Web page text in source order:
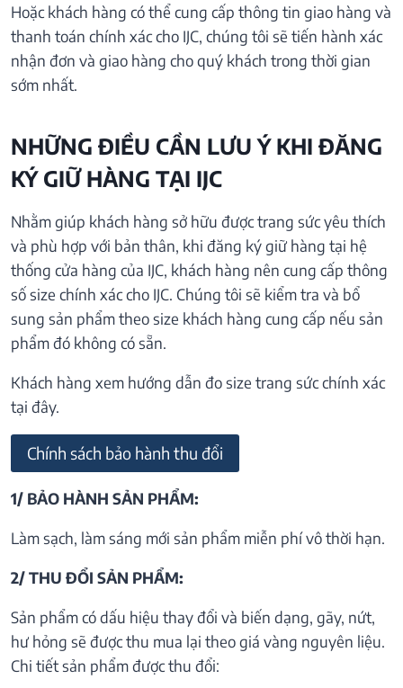
Hoặc khách hàng có thể cung cấp thông tin giao hàng và
thanh toán chính xác cho IJC, chúng tôi sẽ tiến hành xác
nhận đơn và giao hàng cho quý khách trong thời gian
sớm nhất.
NHỮNG ĐIỀU CẦN LƯU Ý KHI ĐĂNG
KÝ GIỮ HÀNG TẠI IJC
Nhằm giúp khách hàng sở hữu được trang sức yêu thích
và phù hợp với bản thân, khi đăng ký giữ hàng tại hệ
thống cửa hàng của IJC, khách hàng nên cung cấp thông
số size chính xác cho IJC. Chúng tôi sẽ kiểm tra và bổ
sung sản phẩm theo size khách hàng cung cấp nếu sản
phẩm đó không có sẵn.
Khách hàng xem hướng dẫn đo size trang sức chính xác
tại đây.
Chính sách bảo hành thu đổi
1/ BẢO HÀNH SẢN PHẨM:
Làm sạch, làm sáng mới sản phẩm miễn phí vô thời hạn.
2/ THU ĐỔI SẢN PHẨM:
Sản phẩm có dấu hiệu thay đổi và biến dạng, gãy, nứt,
hư hỏng sẽ được thu mua lại theo giá vàng nguyên liệu.
Chi tiết sản phẩm được thu đổi: